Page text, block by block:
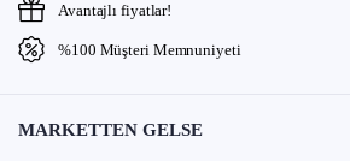
Avantajlı fiyatlar!
%100 Müşteri Memnuniyeti
MARKETTEN GELSE